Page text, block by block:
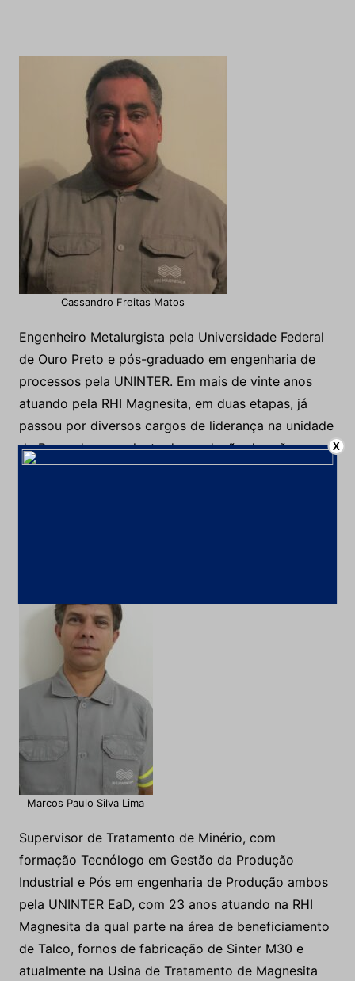
Cassandro Freitas Matos
Engenheiro Metalurgista pela Universidade Federal
de Ouro Preto e pós-graduado em engenharia de
processos pela UNINTER. Em mais de vinte anos
atuando pela RHI Magnesita, em duas etapas, já
passou por diversos cargos de liderança na unidade
de Brumado e na planta de produção de grãos
eletrofundidos em Contagem, sendo hoje o Gerente
Marcos Paulo Silva Lima
Supervisor de Tratamento de Minério, com
formação Tecnólogo em Gestão da Produção
Industrial e Pós em engenharia de Produção ambos
pela UNINTER EaD, com 23 anos atuando na RHI
Magnesita da qual parte na área de beneficiamento
de Talco, fornos de fabricação de Sinter M30 e
atualmente na Usina de Tratamento de Magnesita
X